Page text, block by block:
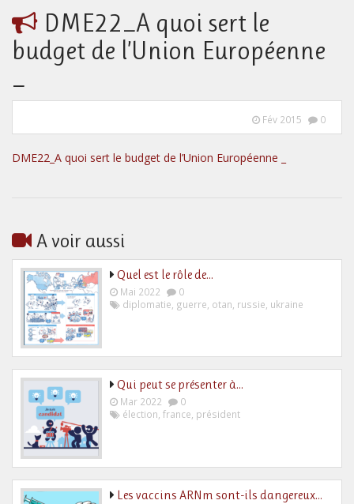
DME22_A quoi sert le
budget de l’Union Européenne
_
Fév 2015 0
DME22_A quoi sert le budget de l’Union Européenne _
A voir aussi
Quel est le rôle de…
Mai 2022
0
diplomatie guerre otan russie ukraine
Qui peut se présenter à…
Mar 2022
0
élection, france, président
Les vaccins ARNm sont-ils dangereux…